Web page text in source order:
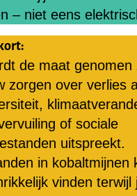
– niet eens
de maat genomen
zorgen over verlies
of sociale
uitspreekt.
in kobaltmijnen
vinden terwijl